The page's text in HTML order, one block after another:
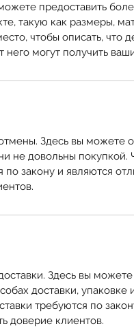
предоставить
такую как размеры,
чтобы описать, что
могут получить
Здесь вы можете
не довольны покупкой.
по закону и являются
Здесь вы
доставки, упаковке
требуются по
доверие клиентов.